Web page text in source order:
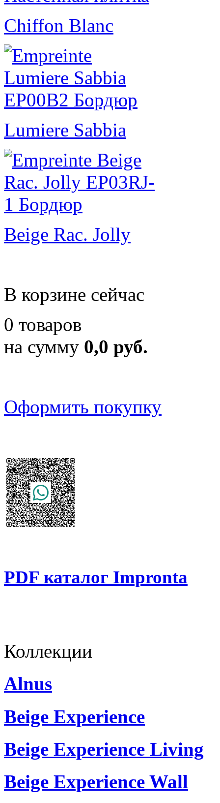
Chiffon Blanc
Lumiere Sabbia
Beige Rac. Jolly
В корзине сейчас
0 товаров
на сумму 0,0 руб.
Оформить покупку
PDF каталог Impronta
Коллекции
Alnus
Beige Experience
Beige Experience Living
Beige Experience Wall